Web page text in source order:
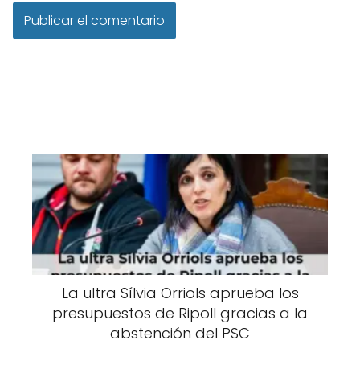
La ultra Sílvia Orriols aprueba los
presupuestos de Ripoll gracias a la
abstención del PSC